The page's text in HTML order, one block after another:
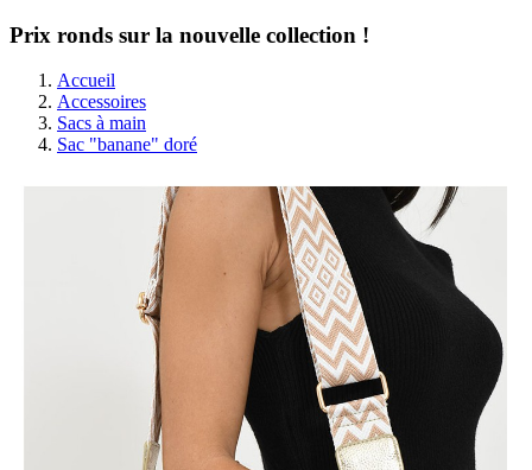
Prix ronds sur la nouvelle collection !
Accueil
Accessoires
Sacs à main
Sac "banane" doré